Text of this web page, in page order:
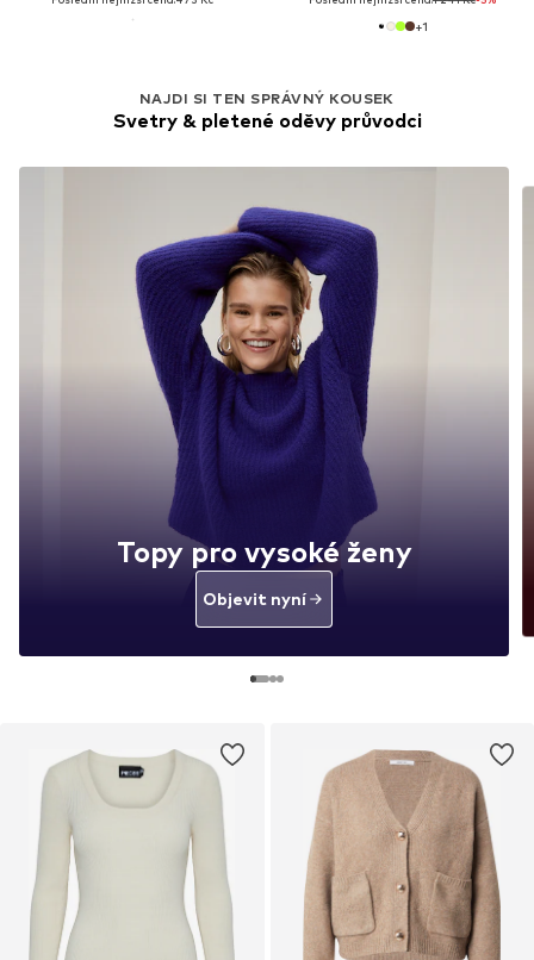
+1
NAJDI SI TEN SPRÁVNÝ KOUSEK
Svetry & pletené oděvy průvodci
Topy pro vysoké ženy
Objevit nyní